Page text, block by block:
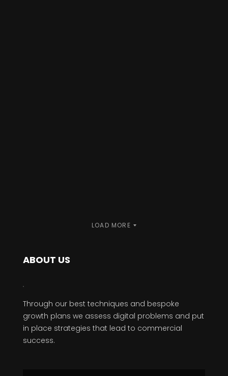
LOAD MORE
ABOUT US
Through our best techniques and bespoke
growth plans we assess digital problems and put
in place strategies that lead to commercial
success.